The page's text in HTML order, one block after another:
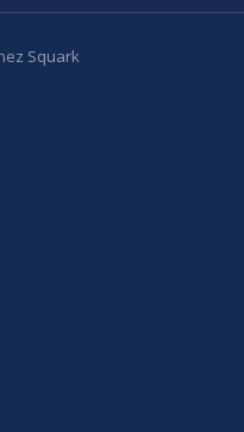
Squark